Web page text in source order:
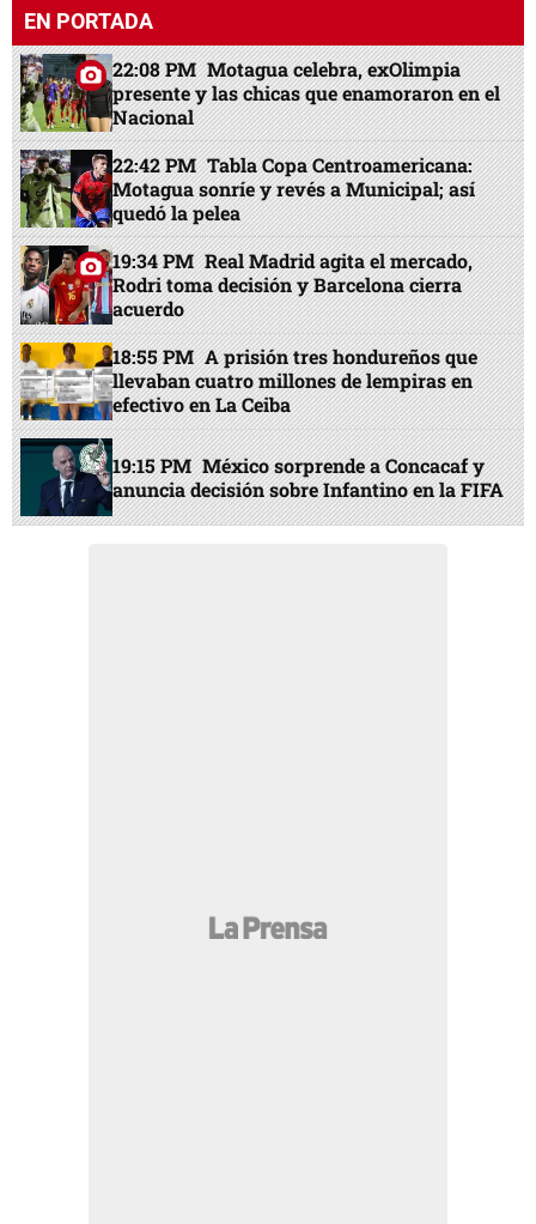
EN PORTADA
22:08 PM Motagua celebra, exOlimpia
presente y las chicas que enamoraron en el
Nacional
22:42 PM Tabla Copa Centroamericana:
Motagua sonríe y revés a Municipal; así
quedó la pelea
19:34 PM Real Madrid agita el mercado,
Rodri toma decisión y Barcelona cierra
acuerdo
18:55 PM A prisión tres hondureños que
llevaban cuatro millones de lempiras en
efectivo en La Ceiba
19:15 PM México sorprende a Concacaf y
anuncia decisión sobre Infantino en la FIFA